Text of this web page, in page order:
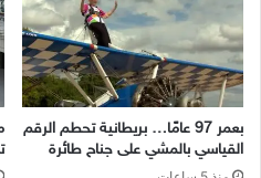
بعمر 97 عامًا… بريطانية تحطم الرقم
القياسي بالمشي على جناح طائرة